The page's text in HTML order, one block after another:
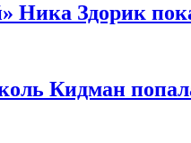
Ника Здорик
Кидман